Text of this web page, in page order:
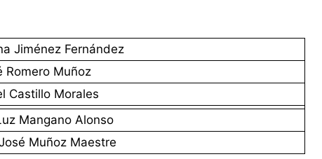
Jiménez Fernández
Romero Muñoz
Castillo Morales
Mangano Alonso
Muñoz Maestre